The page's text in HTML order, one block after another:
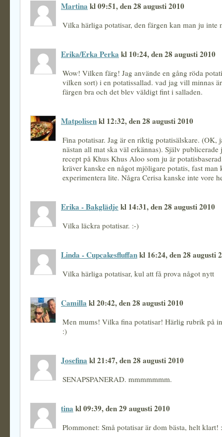
Martina kl 09:51, den 28 augusti 2010
Vilka härliga potatisar, den färgen kan man ju inte
Erika/Erka Perka kl 10:24, den 28 augusti 2010
Wow! Vilken färg! Jag använde en gång röda
vilken sort) i en potatissallad. vad jag vill minnas
färgen bra och det blev väldigt fint i salladen.
Matpolisenkl 12:32, den 28 augusti 2010
Fina potatisar. Jag är en riktig potatisälskare. (OK,
nästan all mat ska väl erkännas). Själv
recept på Khus Khus Aloo som ju är
kräver kanske en något mjöligare potatis, fast man
experimentera lite. Några Cerisa kanske inte vore
Erika - Bakglädjekl 14:31, den 28 augusti 2010
Vilka läckra potatisar. :-)
Linda - Cupcakesfluffankl 16:24, den 28 augusti
Vilka härliga potatisar, kul att få prova något nytt
Camilla kl 20:42, den 28 augusti 2010
Men mums! Vilka fina potatisar! Härlig rubrik på
:)
Josefina kl 21:47, den 28 augusti 2010
SENAPSPANERAD. mmmmmmm.
tina kl 09:39, den 29 augusti 2010
Plommonet: Små potatisar är dom bästa, helt klart!